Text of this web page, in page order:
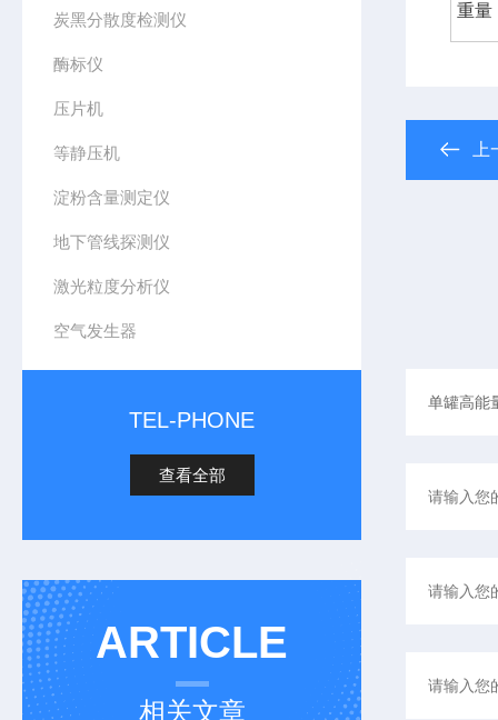
炭黑分散度检测仪
酶标仪
压片机
等静压机
淀粉含量测定仪
地下管线探测仪
激光粒度分析仪
空气发生器
TEL-PHONE
查看全部
ARTICLE
相关文章
重量